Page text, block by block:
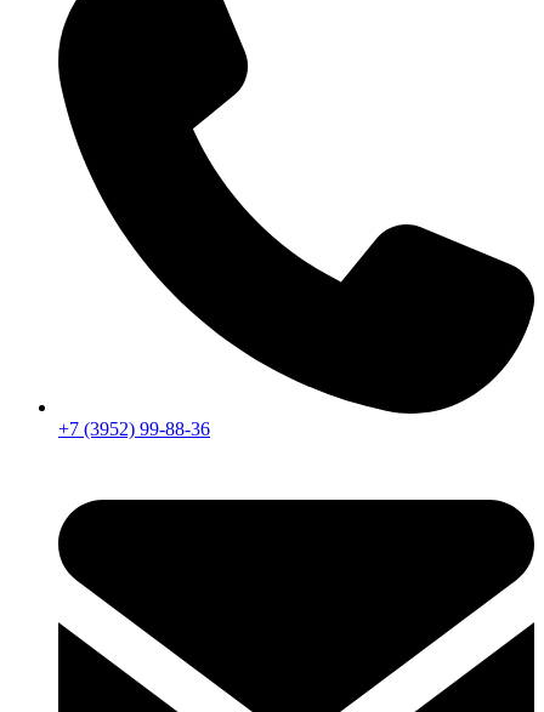
+7 (3952) 99-88-36